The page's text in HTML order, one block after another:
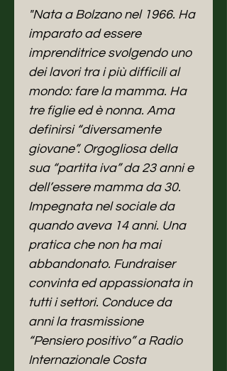
"Nata a Bolzano nel 1966. Ha
imparato ad essere
imprenditrice svolgendo uno
dei lavori tra i più difficili al
mondo: fare la mamma. Ha
tre figlie ed è nonna. Ama
definirsi “diversamente
giovane”. Orgogliosa della
sua “partita iva” da 23 anni e
dell’essere mamma da 30.
Impegnata nel sociale da
quando aveva 14 anni. Una
pratica che non ha mai
abbandonato. Fundraiser
convinta ed appassionata in
tutti i settori. Conduce da
anni la trasmissione
“Pensiero positivo” a Radio
Internazionale Costa